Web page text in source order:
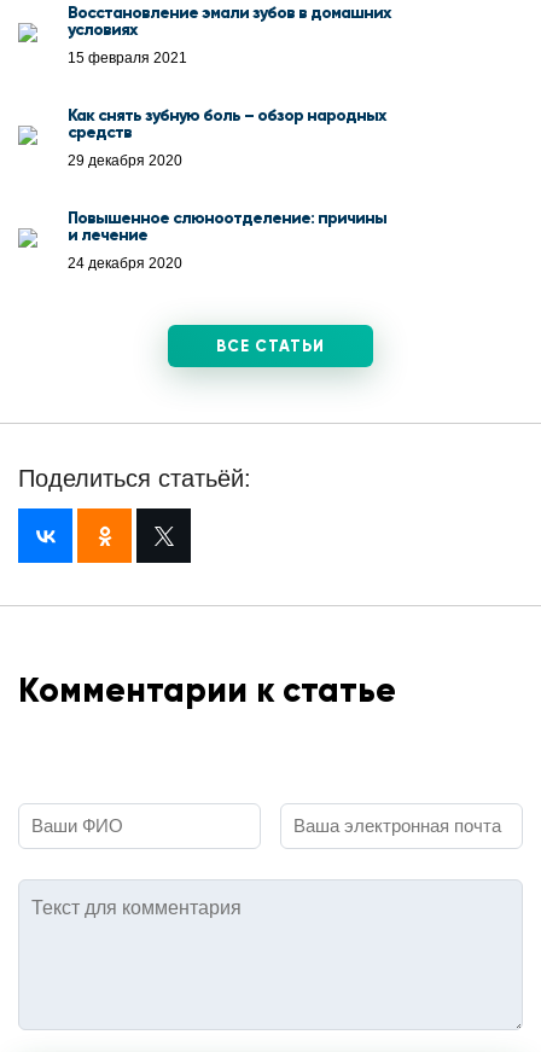
Восстановление эмали зубов в домашних
условиях
15 февраля 2021
Как снять зубную боль – обзор народных
средств
29 декабря 2020
Повышенное слюноотделение: причины
и лечение
24 декабря 2020
ВСЕ СТАТЬИ
Поделиться статьёй:
Комментарии к статье